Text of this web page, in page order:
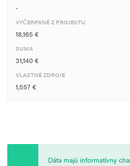
-
VYČERPANÉ Z PROJEKTU
18,165 €
SUMA
31,140 €
VLASTNÉ ZDROJE
1,557 €
Dáta majú informatívny